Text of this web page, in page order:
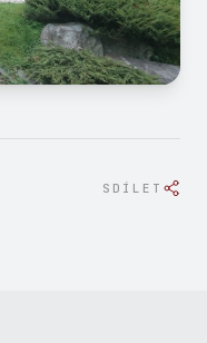
SDÍLET